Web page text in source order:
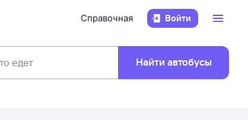
Справочная Войти
едет Найти автобусы